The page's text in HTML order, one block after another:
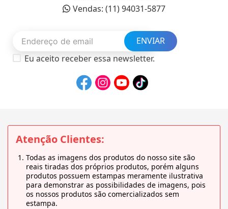
Vendas: (11) 94031-5877
ENVIAR
Eu aceito receber essa newsletter.
Atenção Clientes:
Todas as imagens dos produtos do nosso site são
reais tiradas dos próprios produtos, porém alguns
produtos possuem estampas meramente ilustrativa
para demonstrar as possibilidades de imagens, pois
os nossos produtos são comercializados sem
estampa.